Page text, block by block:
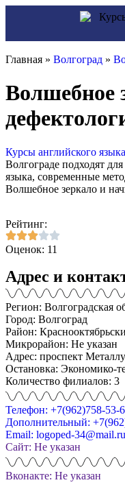
Главная » Волгоград »
Волшебное
Курсы английского
Волгограде подходят
языка, современные
Волшебное зеркало и
Рейтинг:
Оценок: 11
Адрес и
Регион: Волгоградская
Город: Волгоград
Район:
Микрорайон: Не указан
Адрес: проспект
Остановка: Экономико-
Количество филиалов: 3
Телефон: +7(962)758-53-
Дополнительный:
Email: logoped-34@mail.ru
Сайт: Не указан
Вконакте: Не указан